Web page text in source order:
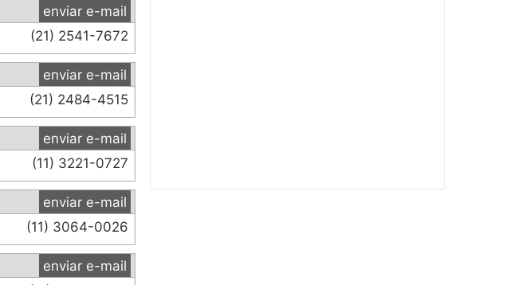
enviar e-mail
(21) 2541-7672
enviar e-mail
(21) 2484-4515
enviar e-mail
(11) 3221-0727
enviar e-mail
(11) 3064-0026
enviar e-mail